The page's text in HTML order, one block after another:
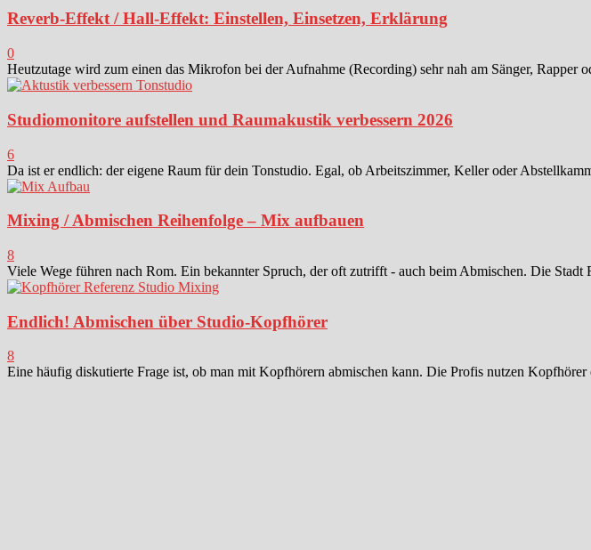
Reverb-Effekt / Hall-Effekt: Einstellen, Einsetzen, Erklärung
0
Heutzutage wird zum einen das Mikrofon bei der Aufnahme (Recording) sehr nah am Sänger, Rapper
Studiomonitore aufstellen und Raumakustik verbessern 2026
6
Da ist er endlich: der eigene Raum für dein Tonstudio. Egal, ob Arbeitszimmer, Keller oder
Mixing / Abmischen Reihenfolge – Mix aufbauen
8
Viele Wege führen nach Rom. Ein bekannter Spruch, der oft zutrifft - auch beim Abmischen. Die Stadt
Endlich! Abmischen über Studio-Kopfhörer
8
Eine häufig diskutierte Frage ist, ob man mit Kopfhörern abmischen kann. Die Profis nutzen